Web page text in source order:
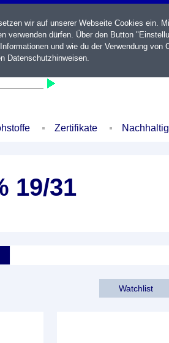
Zertifikate Nachhaltig
19/31
Watchlist
wir auf unserer Webseite Cookies ein.
verwenden dürfen. Über den Button
und wie du der Verwendung von
Datenschutzhinweisen.